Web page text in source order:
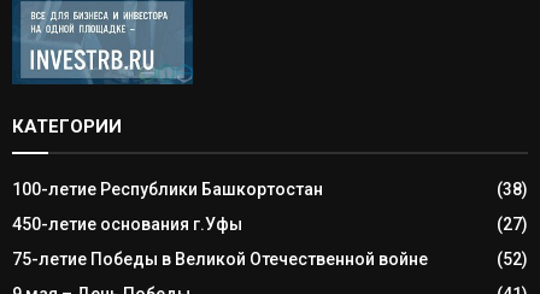
КАТЕГОРИИ
100-летие Республики Башкортостан
(38)
450-летие основания г.Уфы
(27)
75-летие Победы в Великой Отечественной войне
(52)